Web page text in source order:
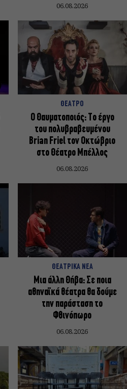
06.08.2026
ΘΕΑΤΡΟ
Ο Θαυματοποιός: Το έργο
του πολυβραβευμένου
Brian Friel τον Οκτώβριο
στο Θέατρο Μπέλλος
06.08.2026
ΘΕΑΤΡΙΚΑ ΝΕΑ
Μια άλλη Θήβα: Σε ποια
αθηναϊκά θέατρα θα δούμε
την παράσταση το
Φθινόπωρο
06.08.2026